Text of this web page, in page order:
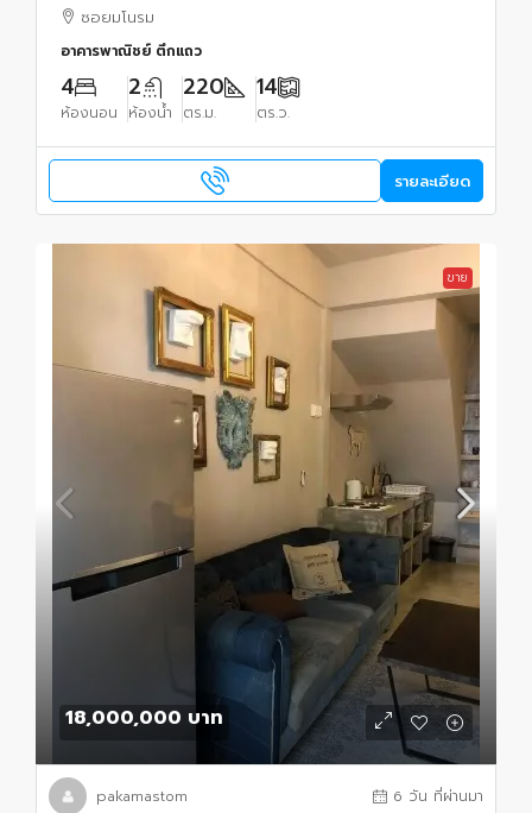
ซอยมโนรม
อาคารพาณิชย์ ตึกแถว
4
ห้องนอน
2
ห้องน้ำ
220
ตร.ม.
14
ตร.ว.
รายละเอียด
ขาย
18,000,000 บาท
pakamastom 6 วัน ที่ผ่านมา